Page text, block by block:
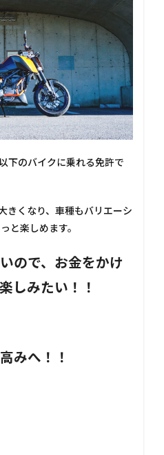
下のバイクに乗れる免許で
きくなり、車種もバリエーシ
と楽しめます。
ので、お金をかけ
しみたい！！
みへ！！